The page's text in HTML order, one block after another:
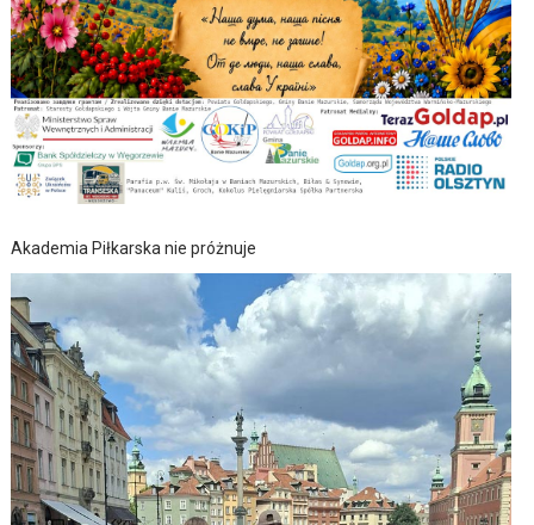
Akademia Piłkarska nie próżnuje